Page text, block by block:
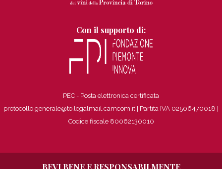
Con il supporto di:
PEC - Posta elettronica certificata
protocollo.generale@to.legalmail.camcom.it | Partita IVA 02506470018
Codice fiscale 80062130010
BEVI BENE E RESPONSABILMENTE